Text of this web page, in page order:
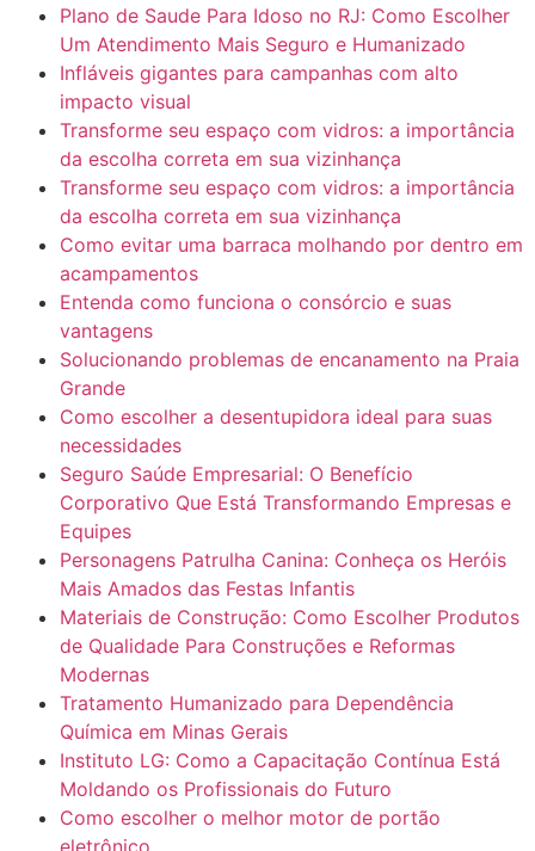
Plano de Saude Para Idoso no RJ: Como Escolher
Um Atendimento Mais Seguro e Humanizado
Infláveis gigantes para campanhas com alto
impacto visual
Transforme seu espaço com vidros: a importância
da escolha correta em sua vizinhança
Transforme seu espaço com vidros: a importância
da escolha correta em sua vizinhança
Como evitar uma barraca molhando por dentro em
acampamentos
Entenda como funciona o consórcio e suas
vantagens
Solucionando problemas de encanamento na Praia
Grande
Como escolher a desentupidora ideal para suas
necessidades
Seguro Saúde Empresarial: O Benefício
Corporativo Que Está Transformando Empresas e
Equipes
Personagens Patrulha Canina: Conheça os Heróis
Mais Amados das Festas Infantis
Materiais de Construção: Como Escolher Produtos
de Qualidade Para Construções e Reformas
Modernas
Tratamento Humanizado para Dependência
Química em Minas Gerais
Instituto LG: Como a Capacitação Contínua Está
Moldando os Profissionais do Futuro
Como escolher o melhor motor de portão
eletrônico